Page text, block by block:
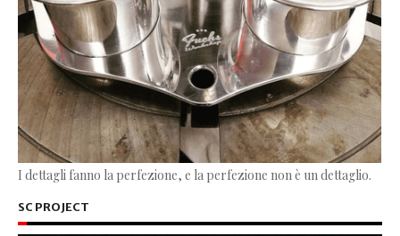
I dettagli fanno la perfezione, e la perfezione non è un dettaglio.
SC PROJECT